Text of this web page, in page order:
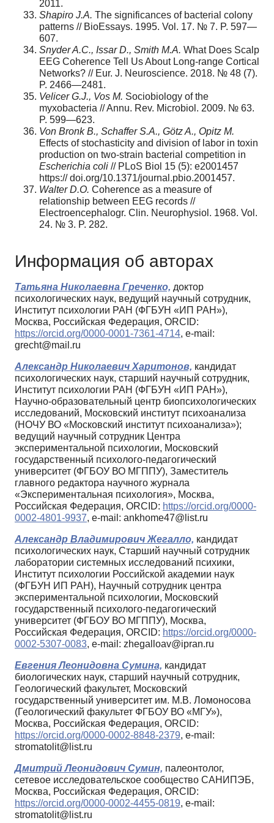
2011.
Shapiro J.A. The significances of bacterial colony
patterns // BioEssays. 1995. Vol. 17. № 7. P. 597—
607.
Snyder A.C., Issar D., Smith M.A. What Does Scalp
EEG Coherence Tell Us About Long-range Cortical
Networks? // Eur. J. Neuroscience. 2018. № 48 (7).
P. 2466—2481.
Velicer G.J., Vos M. Sociobiology of the
myxobacteria // Annu. Rev. Microbiol. 2009. № 63.
P. 599—623.
Von Bronk B., Schaffer S.A., Götz A., Opitz M.
Effects of stochasticity and division of labor in toxin
production on two-strain bacterial competition in
Escherichia coli // PLoS Biol 15 (5): e2001457
https:// doi.org/10.1371/journal.pbio.2001457.
Walter D.O. Coherence as a measure of
relationship between EEG records //
Electroencephalogr. Clin. Neurophysiol. 1968. Vol.
24. № 3. P. 282.
Информация об авторах
Татьяна Николаевна Греченко, доктор
психологических наук, ведущий научный сотрудник,
Институт психологии РАН (ФГБУН «ИП РАН»),
Москва, Российская Федерация, ORCID:
https://orcid.org/0000-0001-7361-4714, e-mail:
grecht@mail.ru
Александр Николаевич Харитонов, кандидат
психологических наук, старший научный сотрудник,
Институт психологии РАН (ФГБУН «ИП РАН»),
Научно-образовательный центр биопсихологических
исследований, Московский институт психоанализа
(НОЧУ ВО «Московский институт психоанализа»);
ведущий научный сотрудник Центра
экспериментальной психологии, Московский
государственный психолого-педагогический
университет (ФГБОУ ВО МГППУ), Заместитель
главного редактора научного журнала
«Экспериментальная психология», Москва,
Российская Федерация, ORCID: https://orcid.org/0000-
0002-4801-9937, e-mail: ankhome47@list.ru
Александр Владимирович Жегалло, кандидат
психологических наук, Старший научный сотрудник
лаборатории системных исследований психики,
Институт психологии Российской академии наук
(ФГБУН ИП РАН), Научный сотрудник центра
экспериментальной психологии, Московский
государственный психолого-педагогический
университет (ФГБОУ ВО МГППУ), Москва,
Российская Федерация, ORCID: https://orcid.org/0000-
0002-5307-0083, e-mail: zhegalloav@ipran.ru
Евгения Леонидовна Сумина, кандидат
биологических наук, старший научный сотрудник,
Геологический факультет, Московский
государственный университет им. М.В. Ломоносова
(Геологический факультет ФГБОУ ВО «МГУ»),
Москва, Российская Федерация, ORCID:
https://orcid.org/0000-0002-8848-2379, e-mail:
stromatolit@list.ru
Дмитрий Леонидович Сумин, палеонтолог,
cетевое исследовательское сообщество САНИПЭБ,
Москва, Российская Федерация, ORCID:
https://orcid.org/0000-0002-4455-0819, e-mail:
stromatolit@list.ru